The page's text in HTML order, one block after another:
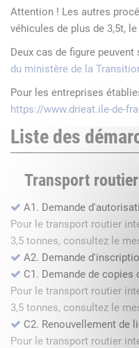
Attention ! Les autres
véhicules de plus de 3,5t,
Deux cas de figure
du ministère de la
Pour les entreprises
https://www.drieat.ile-de-
Liste des
Transport routier
A1. Demande
Pour le transport routier
3,5 tonnes, consultez le
A2. Demande
C1. Demande de copies
Pour le transport routier
3,5 tonnes, consultez le
C2. Renouvellement de
Pour le transport routier